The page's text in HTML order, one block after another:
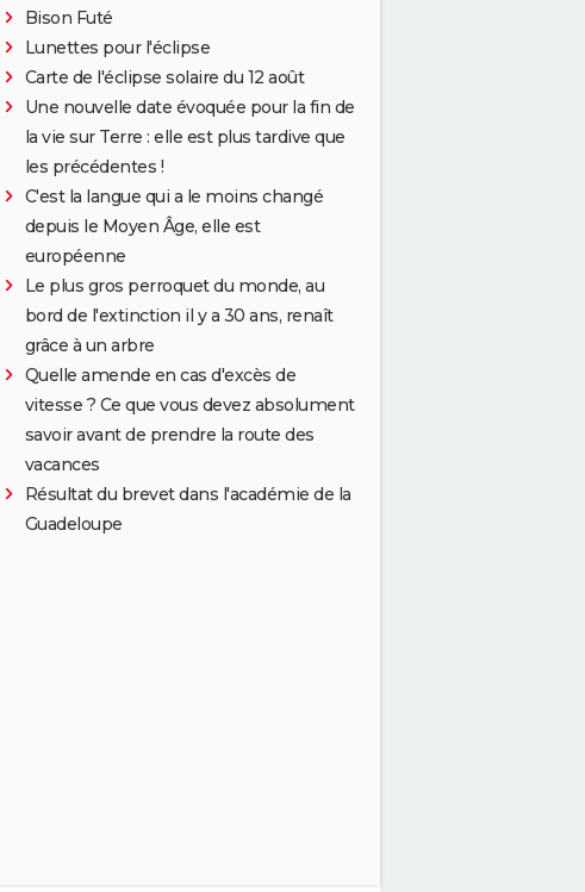
Bison Futé
Lunettes pour l'éclipse
Carte de l'éclipse solaire du 12 août
Une nouvelle date évoquée pour la fin de
la vie sur Terre : elle est plus tardive que
les précédentes !
C'est la langue qui a le moins changé
depuis le Moyen Âge, elle est
européenne
Le plus gros perroquet du monde, au
bord de l'extinction il y a 30 ans, renaît
grâce à un arbre
Quelle amende en cas d'excès de
vitesse ? Ce que vous devez absolument
savoir avant de prendre la route des
vacances
Résultat du brevet dans l'académie de la
Guadeloupe